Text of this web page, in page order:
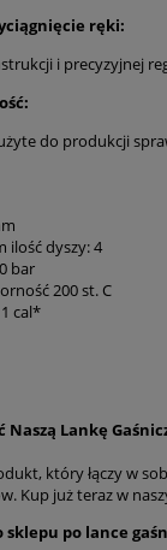
ręki:
i precyzyjnej
do produkcji
ilość dyszy: 4
bar
200 st. C
cal*
Lankę
który łączy w
Kup już teraz w
po lance